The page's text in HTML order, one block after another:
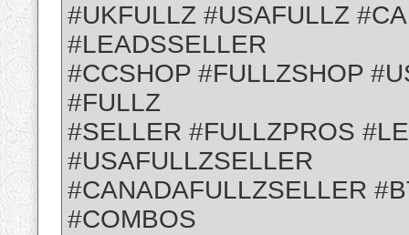
#UKFULLZ #USAFULLZ
#LEADSSELLER
#CCSHOP #FULLZSHOP
#FULLZ
#SELLER #FULLZPROS
#USAFULLZSELLER
#CANADAFULLZSELLER
#COMBOS